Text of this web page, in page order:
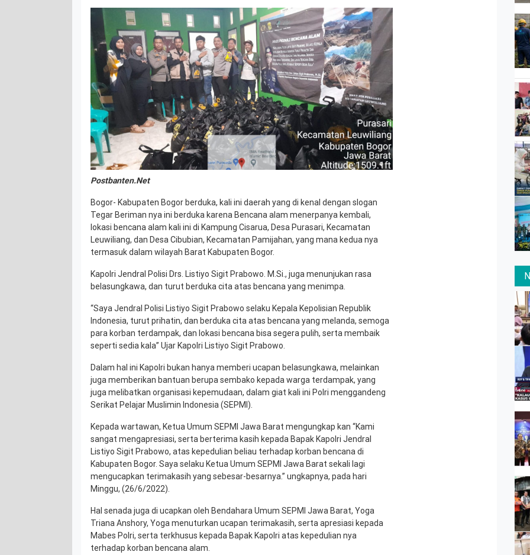
Postbanten.Net
Bogor- Kabupaten Bogor berduka, kali ini daerah yang di kenal dengan slogan
Tegar Beriman nya ini berduka karena Bencana alam menerpanya kembali,
lokasi bencana alam kali ini di Kampung Cisarua, Desa Purasari, Kecamatan
Leuwiliang, dan Desa Cibubian, Kecamatan Pamijahan, yang mana kedua nya
termasuk dalam wilayah Barat Kabupaten Bogor.
Kapolri Jendral Polisi Drs. Listiyo Sigit Prabowo. M.Si., juga menunjukan rasa
belasungkawa, dan turut berduka cita atas bencana yang menimpa.
“Saya Jendral Polisi Listiyo Sigit Prabowo selaku Kepala Kepolisian Republik
Indonesia, turut prihatin, dan berduka cita atas bencana yang melanda, semoga
para korban terdampak, dan lokasi bencana bisa segera pulih, serta membaik
seperti sedia kala” Ujar Kapolri Listiyo Sigit Prabowo.
Dalam hal ini Kapolri bukan hanya memberi ucapan belasungkawa, melainkan
juga memberikan bantuan berupa sembako kepada warga terdampak, yang
juga melibatkan organisasi kepemudaan, dalam giat kali ini Polri menggandeng
Serikat Pelajar Muslimin Indonesia (SEPMI).
Kepada wartawan, Ketua Umum SEPMI Jawa Barat mengungkap kan “Kami
sangat mengapresiasi, serta berterima kasih kepada Bapak Kapolri Jendral
Listiyo Sigit Prabowo, atas kepedulian beliau terhadap korban bencana di
Kabupaten Bogor. Saya selaku Ketua Umum SEPMI Jawa Barat sekali lagi
mengucapkan terimakasih yang sebesar-besarnya.” ungkapnya, pada hari
Minggu, (26/6/2022).
Hal senada juga di ucapkan oleh Bendahara Umum SEPMI Jawa Barat, Yoga
Triana Anshory, Yoga menuturkan ucapan terimakasih, serta apresiasi kepada
Mabes Polri, serta terkhusus kepada Bapak Kapolri atas kepedulian nya
terhadap korban bencana alam.